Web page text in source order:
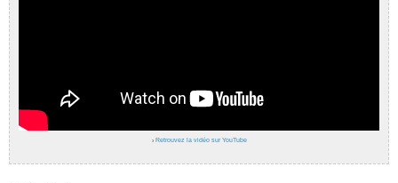
› Retrouvez la vidéo sur YouTube